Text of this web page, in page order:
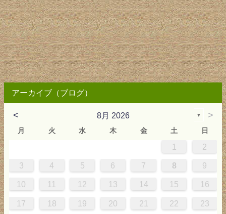
アーカイブ（ブログ）
< 8月 2026 ▼ >
月 火 水 木 金 土 日
1 2
3 4 5 6 7 8 9
10 11 12 13 14 15 16
17 18 19 20 21 22 23